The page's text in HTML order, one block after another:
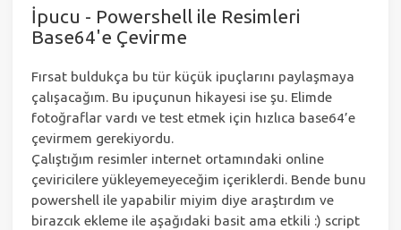
İpucu - Powershell ile Resimleri
Base64'e Çevirme
Fırsat buldukça bu tür küçük ipuçlarını paylaşmaya
çalışacağım. Bu ipuçunun hikayesi ise şu. Elimde
fotoğraflar vardı ve test etmek için hızlıca base64’e
çevirmem gerekiyordu.
Çalıştığım resimler internet ortamındaki online
çeviricilere yükleyemeyeceğim içeriklerdi. Bende bunu
powershell ile yapabilir miyim diye araştırdım ve
birazcık ekleme ile aşağıdaki basit ama etkili :) script